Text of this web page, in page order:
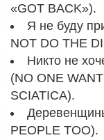
«GOT BACK»).
Я не буду
NOT DO THE
Никто не
(NO ONE
SCIATICA).
PEOPLE TOO).